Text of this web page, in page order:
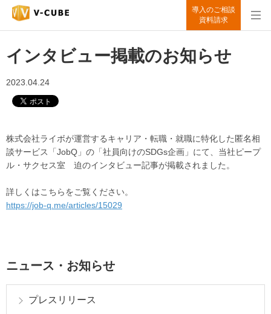
導入のご相談
資料請求
インタビュー掲載のお知らせ
2023.04.24
株式会社ライボが運営するキャリア・転職・就職に特化した匿名相
談サービス「JobQ」の「社員向けのSDGs企画」にて、当社ピープ
ル・サクセス室 迫のインタビュー記事が掲載されました。
詳しくはこちらをご覧ください。
https://job-q.me/articles/15029
ニュース・お知らせ
プレスリリース